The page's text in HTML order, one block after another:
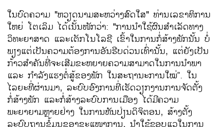
ໃນບົດຄວາມ "ຫວຽດນາມສະຫວ່າງສົດໃສ" ທ່ານເລຂາທິການ
ໃຫຍ່ ໂຕເລິມ ໄດ້ເນັ້ນໜັກວ່າ: "ການນຳໃຊ້ຜົນສຳເລັດທາງ
ວິທະຍາສາດ ແລະເຕັກໂນໂລຊີ ເຂົ້າໃນການກໍ່ສ້າງພັກນັ້ນ ບໍ່
ພຽງແຕ່ເປັນຄວາມຕ້ອງການອັນຮີບດ່ວນເທົ່ານັ້ນ, ແຕ່ຍັງເປັນ
ກ້າວສຳຄັນທີ່ຈະເສີມຂະຫຍາຍຄວາມສາມາດໃນການນຳພາ
ແລະ ກຳລັງແຮງຕໍ່ສູ້ຂອງພັກ ໃນສະຖານະການໃໝ່”. ໃນ
ໄລຍະທີ່ຜ່ານມາ, ລະບົບອົງການທີ່ເຮັດວຽກງານການຈັດຕັ້ງ
ກໍ່ສ້າງພັກ ແລະກໍ່ສ້າງລະບົບການເມືອງ ໄດ້ມີຄວາມ
ພະຍາຍາມຫຼາຍຢ່າງ ໃນການຫັນປ່ຽນດິຈິຕອນ, ສ້າງຕັ້ງ
ລະບົບຖານຂໍ້ມູນຂອງຂະແໜງການ, ນຳໃຊ້ຊອບແວໃນການ